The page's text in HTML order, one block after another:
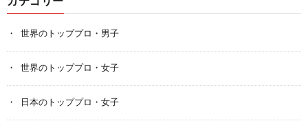
世界のトッププロ・男子
世界のトッププロ・女子
日本のトッププロ・女子